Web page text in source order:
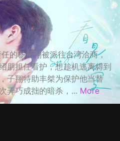
的杨子翔被派往台湾洽商，
朋担任看护，想趁机逃离得到
子翔特助丰桀为保护他当替
弄巧成拙的暗杀，... More